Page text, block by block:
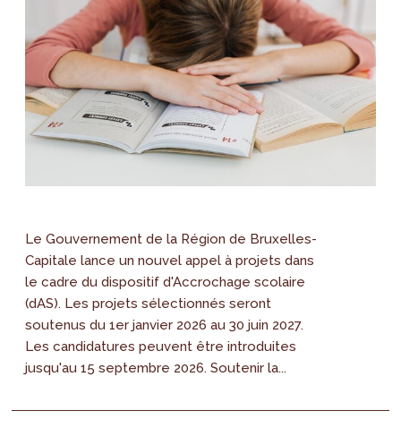
Le Gouvernement de la Région de Bruxelles-
Capitale lance un nouvel appel à projets dans
le cadre du dispositif d'Accrochage scolaire
(dAS). Les projets sélectionnés seront
soutenus du 1er janvier 2026 au 30 juin 2027.
Les candidatures peuvent être introduites
jusqu'au 15 septembre 2026. Soutenir la...